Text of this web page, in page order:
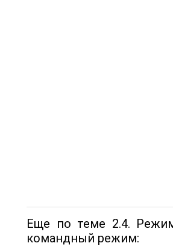
Еще по теме 2.4.
командный режим: